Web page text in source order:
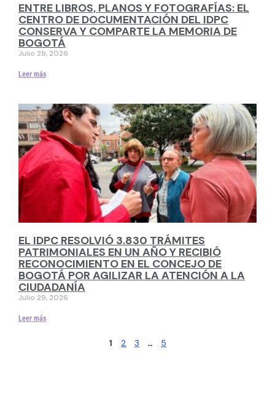
ENTRE LIBROS, PLANOS Y FOTOGRAFÍAS: EL
CENTRO DE DOCUMENTACIÓN DEL IDPC
CONSERVA Y COMPARTE LA MEMORIA DE
BOGOTÁ
Julio 29, 2026
Leer más
EL IDPC RESOLVIÓ 3.830 TRÁMITES
PATRIMONIALES EN UN AÑO Y RECIBIÓ
RECONOCIMIENTO EN EL CONCEJO DE
BOGOTÁ POR AGILIZAR LA ATENCIÓN A LA
CIUDADANÍA
Julio 29, 2026
Leer más
1 2 3 … 5